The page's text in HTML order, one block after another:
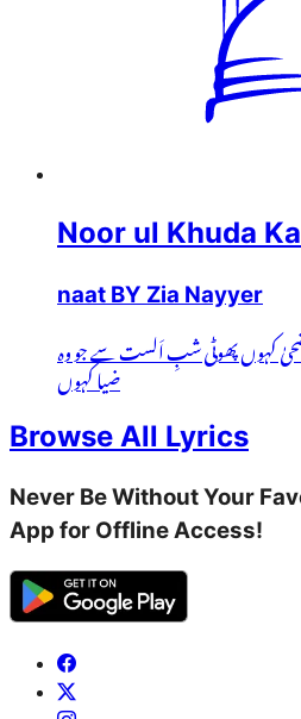
Noor ul Khuda
naat BY Zia Nayyer
کہوں پھوٹی شبِ اَلست سے جو وہ
ضیا کہوں
Browse All Lyrics
Never Be Without Your
App for Offline Access!